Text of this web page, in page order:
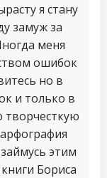
я стану
замуж за
меня
ошибок
но в
и только в
творчесткую
этим
Бориса